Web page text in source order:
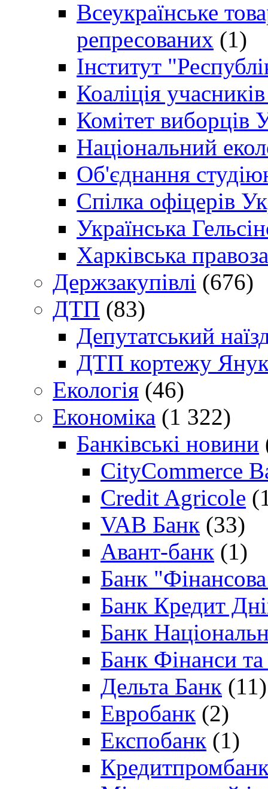
Всеукраїнське
репресованих (1)
Інститут
Коаліція
Комітет виборців
Національний
Об'єднання
Спілка офіцерів
Українська
Харківська
Держзакупівлі (676)
ДТП (83)
Депутатський
ДТП кортежу
Екологія (46)
Економіка (1 322)
Банківські новини
CityCommerce
Credit Agricole
VAB Банк (33)
Авант-банк (1)
Банк "Фінансова
Банк Кредит
Банк
Банк Фінанси
Дельта Банк (11)
Евробанк (2)
Експобанк (1)